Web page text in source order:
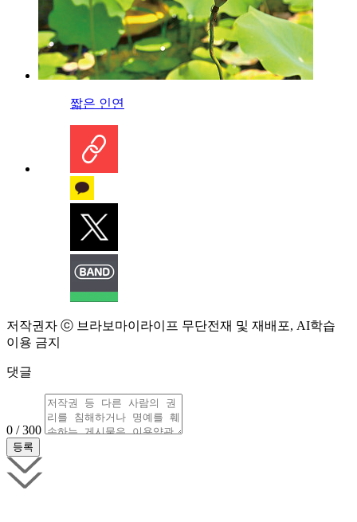
짧은 인연
저작권자 ⓒ 브라보마이라이프 무단전재 및 재배포, AI학습
이용 금지
댓글
0 / 300